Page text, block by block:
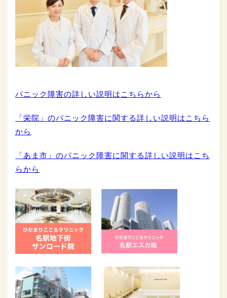
パニック障害の詳しい説明はこちらから
「栄院」のパニック障害に関する詳しい説明はこちら
から
「あま市」のパニック障害に関する詳しい説明はこち
らから